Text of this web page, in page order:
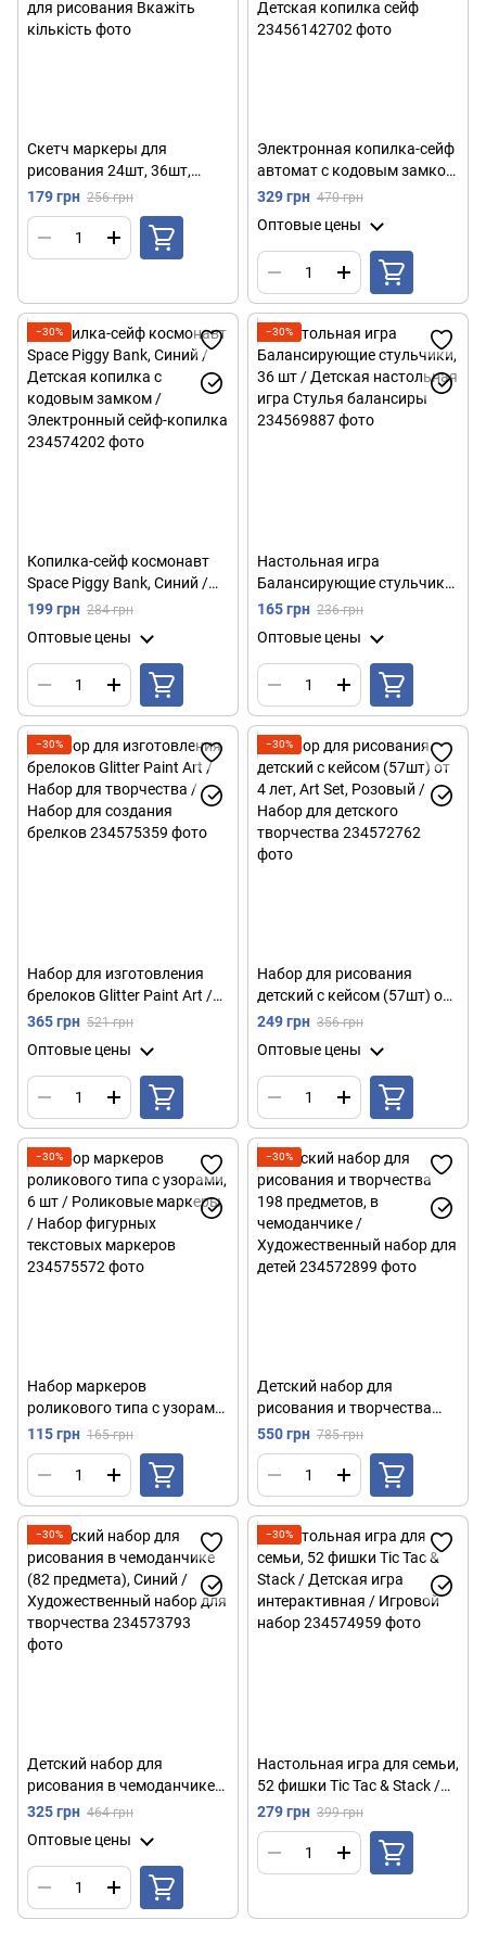
Скетч маркеры для
рисования 24шт, 36шт,
48шт, 60шт, 80шт, 120шт,
262 шт / Набор маркеров
для рисования
179 грн 256 грн
Электронная копилка-сейф
автомат с кодовым замком
и купюроприемником /
329 грн 470 грн
Оптовые цены
−30%
Копилка-сейф космонавт
Space Piggy Bank, Синий /
Детская копилка с
Электронный сейф-копилка
199 грн 284 грн
Оптовые цены
−30%
Настольная игра
Балансирующие стульчики,
36 шт / Детская настольная
165 грн 236 грн
Оптовые цены
−30%
Набор для изготовления
брелоков Glitter Paint Art /
Набор для творчества /
брелков
365 грн 521 грн
Оптовые цены
−30%
Набор для рисования
детский с кейсом (57шт) от
4 лет, Art Set, Розовый /
творчества
249 грн 356 грн
Оптовые цены
−30%
Набор маркеров
роликового типа с узорами,
6 шт / Роликовые маркеры
/ Набор фигурных
текстовых маркеров
115 грн 165 грн
−30%
Детский набор для
рисования и творчества
198 предметов, в
чемоданчике /
Художественный набор для
детей
550 грн 785 грн
−30%
Детский набор для
рисования в чемоданчике
(82 предмета), Синий /
творчества
325 грн 464 грн
Оптовые цены
−30%
Настольная игра для семьи,
52 фишки Tic Tac & Stack /
Детская игра
интерактивная / Игровой
набор
279 грн 399 грн